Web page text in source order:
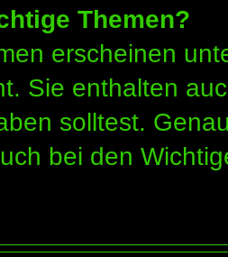
Themen?
erscheinen
Sie enthalten
solltest.
bei den